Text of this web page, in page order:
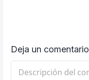
Deja un comentario
Comentario